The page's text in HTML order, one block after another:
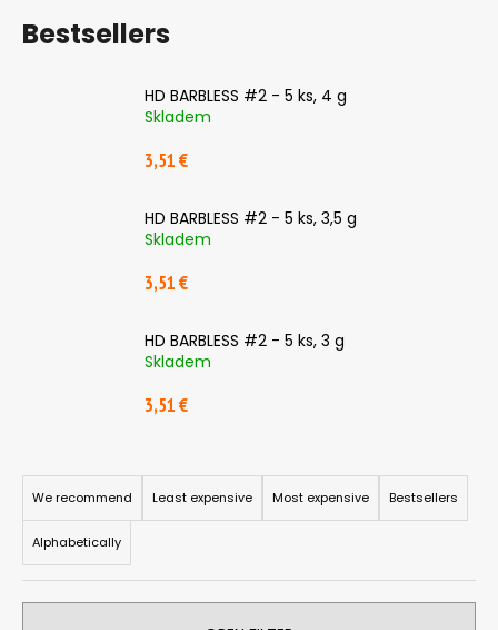
Bestsellers
HD BARBLESS #2 - 5 ks, 4 g
Skladem
3,51 €
HD BARBLESS #2 - 5 ks, 3,5 g
Skladem
3,51 €
HD BARBLESS #2 - 5 ks, 3 g
Skladem
3,51 €
P
o
d
u
We recommend Least expensive Most expensive Bestsellers
Alphabetically